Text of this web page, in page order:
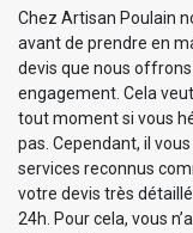
Chez Artisan Poulain
avant de prendre en
devis que nous
engagement. Cela
tout moment si vous
pas. Cependant, il
services reconnus
votre devis très
24h. Pour cela, vous